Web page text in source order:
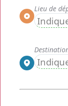
: votre
charge
alentours.
récupéré à
à Disposition
laisser la
nos services
tarifs VTC
vous suffit